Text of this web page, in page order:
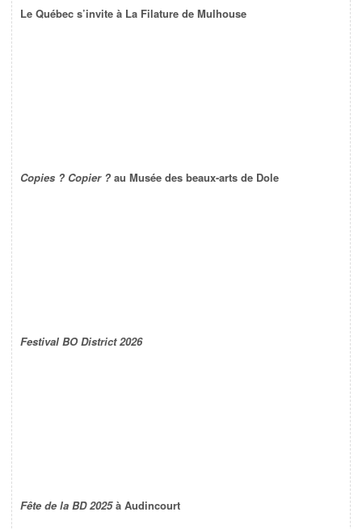
Le Québec s’invite à La Filature de Mulhouse
Copies ? Copier ? au Musée des beaux-arts de Dole
Festival BO District 2026
Fête de la BD 2025à Audincourt